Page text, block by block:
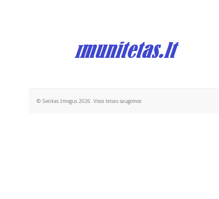
© Sveikas žmogus 2026. Visos teisės saugomos